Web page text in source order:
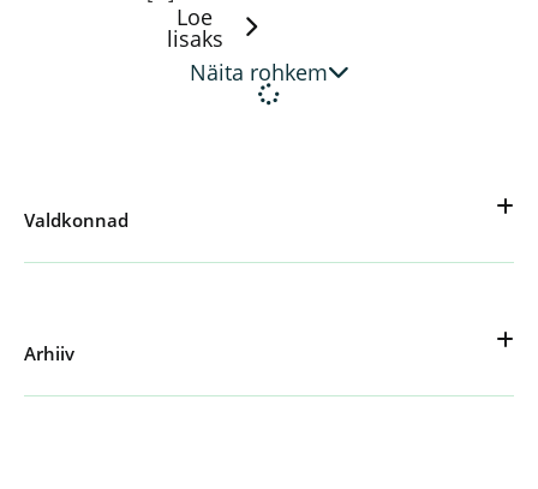
Loe
lisaks
Näita rohkem
Valdkonnad
Arhiiv